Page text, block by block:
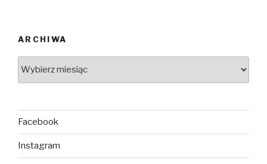
ARCHIWA
Facebook
Instagram